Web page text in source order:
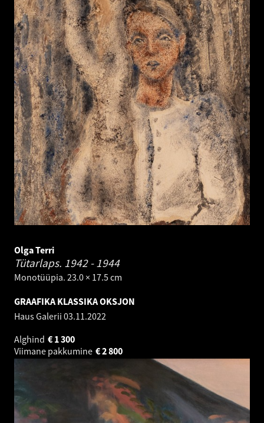
Olga Terri
Tütarlaps. 1942 - 1944
Monotüüpia. 23.0 × 17.5 cm
GRAAFIKA KLASSIKA OKSJON
Haus Galerii 03.11.2022
Alghind
1 300
€
Viimane pakkumine
2 800
€